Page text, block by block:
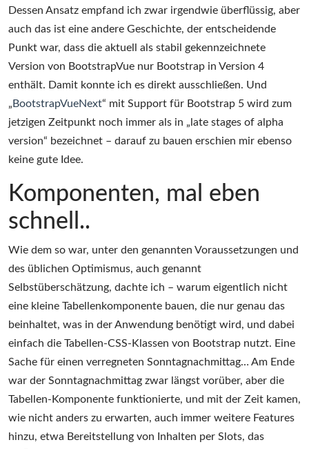
Dessen Ansatz empfand ich zwar irgendwie überflüssig, aber
auch das ist eine andere Geschichte, der entscheidende
Punkt war, dass die aktuell als stabil gekennzeichnete
Version von BootstrapVue nur Bootstrap in Version 4
enthält. Damit konnte ich es direkt ausschließen. Und
„ BootstrapVueNext“ mit Support für Bootstrap 5 wird zum
jetzigen Zeitpunkt noch immer als in „late stages of alpha
version“ bezeichnet – darauf zu bauen erschien mir ebenso
keine gute Idee.
Komponenten, mal eben
schnell..
Wie dem so war, unter den genannten Voraussetzungen und
des üblichen Optimismus, auch genannt
Selbstüberschätzung, dachte ich – warum eigentlich nicht
eine kleine Tabellenkomponente bauen, die nur genau das
beinhaltet, was in der Anwendung benötigt wird, und dabei
einfach die Tabellen-CSS-Klassen von Bootstrap nutzt. Eine
Sache für einen verregneten Sonntagnachmittag… Am Ende
war der Sonntagnachmittag zwar längst vorüber, aber die
Tabellen-Komponente funktionierte, und mit der Zeit kamen,
wie nicht anders zu erwarten, auch immer weitere Features
hinzu, etwa Bereitstellung von Inhalten per Slots, das